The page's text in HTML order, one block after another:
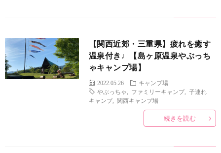
【関西近郊・三重県】疲れを癒す
温泉付き♩【島ヶ原温泉やぶっち
ゃキャンプ場】
2022.05.26
キャンプ場
やぶっちゃ
ファミリーキャンプ, 子連れ
キャンプ, 関西キャンプ場
続きを読む